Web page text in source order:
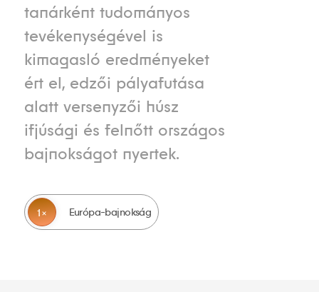
tanárként tudományos
tevékenységével is
kimagasló eredményeket
ért el, edzői pályafutása
alatt versenyzői húsz
ifjúsági és felnőtt országos
bajnokságot nyertek.
1 Európa-bajnokság